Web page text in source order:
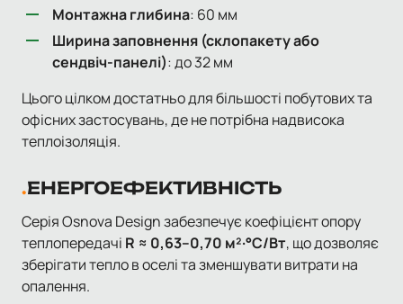
Монтажна глибина: 60 мм
Ширина заповнення (склопакету або
сендвіч-панелі): до 32 мм
Цього цілком достатньо для більшості побутових та
офісних застосувань, де не потрібна надвисока
теплоізоляція.
ЕНЕРГОЕФЕКТИВНІСТЬ
Серія Osnova Design забезпечує коефіцієнт опору
теплопередачі R ≈ 0,63–0,70 м²·°С/Вт, що дозволяє
зберігати тепло в оселі та зменшувати витрати на
опалення.